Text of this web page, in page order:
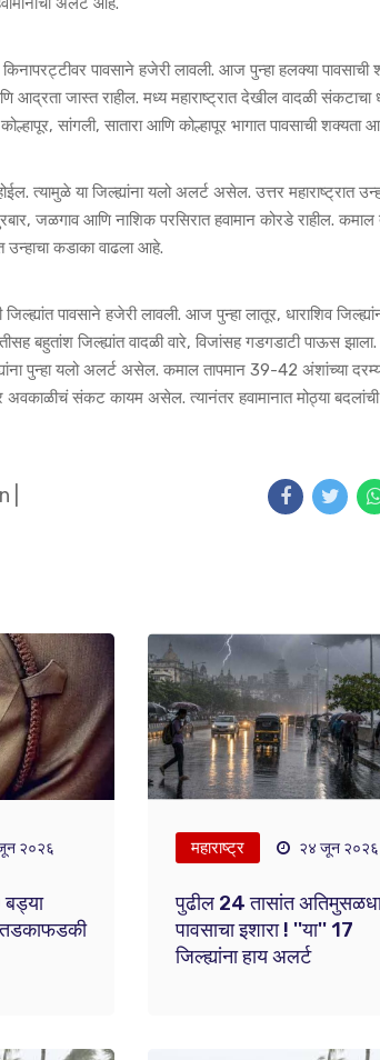
पावसाने हजेरी लावली. आज पुन्हा हलक्या पावसाची
जास्त राहील. मध्य महाराष्ट्रात देखील वादळी संकटाचा
सांगली, सातारा आणि कोल्हापूर भागात पावसाची शक्यता
त्यामुळे या जिल्ह्यांना यलो अलर्ट असेल. उत्तर महाराष्ट्रात
जळगाव आणि नाशिक परसिरात हवामान कोरडे राहील. कमाल
उन्हाचा कडाका वाढला आहे.
पावसाने हजेरी लावली. आज पुन्हा लातूर, धाराशिव
बहुतांश जिल्ह्यांत वादळी वारे, विजांसह गडगडाटी पाऊस
पुन्हा यलो अलर्ट असेल. कमाल तापमान 39-42 अंशांच्या
अवकाळीचं संकट कायम असेल. त्यानंतर हवामानात मोठ्या
२०२६
बड्या
तडकाफडकी
महाराष्ट्र २४ जून २०२६
पुढील 24 तासांत
पावसाचा इशारा ! ''या'' 17
जिल्ह्यांना हाय अलर्ट